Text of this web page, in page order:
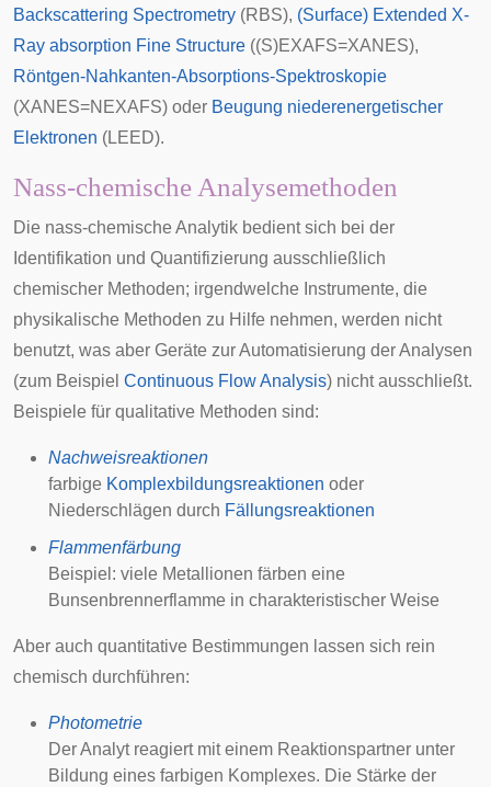
Backscattering Spectrometry (RBS), (Surface) Extended X-
Ray absorption Fine Structure ((S)EXAFS=XANES),
Röntgen-Nahkanten-Absorptions-Spektroskopie
(XANES=NEXAFS) oder Beugung niederenergetischer
Elektronen (LEED).
Nass-chemische Analysemethoden
Die nass-chemische Analytik bedient sich bei der
Identifikation und Quantifizierung ausschließlich
chemischer Methoden; irgendwelche Instrumente, die
physikalische Methoden zu Hilfe nehmen, werden nicht
benutzt, was aber Geräte zur Automatisierung der Analysen
(zum Beispiel Continuous Flow Analysis) nicht ausschließt.
Beispiele für qualitative Methoden sind:
Nachweisreaktionen
farbige Komplexbildungsreaktionen oder
Niederschlägen durch Fällungsreaktionen
Flammenfärbung
Beispiel: viele Metallionen färben eine
Bunsenbrennerflamme in charakteristischer Weise
Aber auch quantitative Bestimmungen lassen sich rein
chemisch durchführen:
Photometrie
Der Analyt reagiert mit einem Reaktionspartner unter
Bildung eines farbigen Komplexes. Die Stärke der